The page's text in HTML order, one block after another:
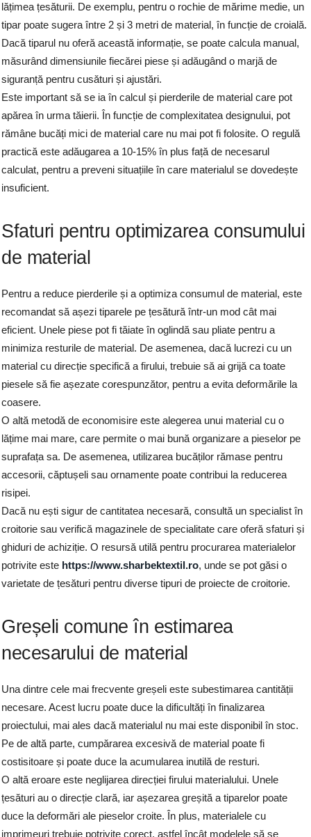
lățimea țesăturii. De exemplu, pentru o rochie de mărime medie, un
tipar poate sugera între 2 și 3 metri de material, în funcție de croială.
Dacă tiparul nu oferă această informație, se poate calcula manual,
măsurând dimensiunile fiecărei piese și adăugând o marjă de
siguranță pentru cusături și ajustări.
Este important să se ia în calcul și pierderile de material care pot
apărea în urma tăierii. În funcție de complexitatea designului, pot
rămâne bucăți mici de material care nu mai pot fi folosite. O regulă
practică este adăugarea a 10-15% în plus față de necesarul
calculat, pentru a preveni situațiile în care materialul se dovedește
insuficient.
Sfaturi pentru optimizarea consumului
de material
Pentru a reduce pierderile și a optimiza consumul de material, este
recomandat să așezi tiparele pe țesătură într-un mod cât mai
eficient. Unele piese pot fi tăiate în oglindă sau pliate pentru a
minimiza resturile de material. De asemenea, dacă lucrezi cu un
material cu direcție specifică a firului, trebuie să ai grijă ca toate
piesele să fie așezate corespunzător, pentru a evita deformările la
coasere.
O altă metodă de economisire este alegerea unui material cu o
lățime mai mare, care permite o mai bună organizare a pieselor pe
suprafața sa. De asemenea, utilizarea bucăților rămase pentru
accesorii, căptușeli sau ornamente poate contribui la reducerea
risipei.
Dacă nu ești sigur de cantitatea necesară, consultă un specialist în
croitorie sau verifică magazinele de specialitate care oferă sfaturi și
ghiduri de achiziție. O resursă utilă pentru procurarea materialelor
potrivite este https://www.sharbektextil.ro, unde se pot găsi o
varietate de țesături pentru diverse tipuri de proiecte de croitorie.
Greșeli comune în estimarea
necesarului de material
Una dintre cele mai frecvente greșeli este subestimarea cantității
necesare. Acest lucru poate duce la dificultăți în finalizarea
proiectului, mai ales dacă materialul nu mai este disponibil în stoc.
Pe de altă parte, cumpărarea excesivă de material poate fi
costisitoare și poate duce la acumularea inutilă de resturi.
O altă eroare este neglijarea direcției firului materialului. Unele
țesături au o direcție clară, iar așezarea greșită a tiparelor poate
duce la deformări ale pieselor croite. În plus, materialele cu
imprimeuri trebuie potrivite corect, astfel încât modelele să se